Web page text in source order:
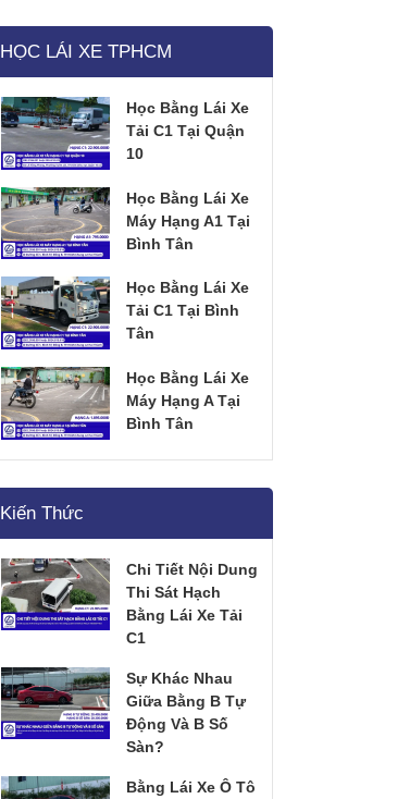
HỌC LÁI XE TPHCM
Học Bằng Lái Xe
Tải C1 Tại Quận
10
Học Bằng Lái Xe
Máy Hạng A1 Tại
Bình Tân
Học Bằng Lái Xe
Tải C1 Tại Bình
Tân
Học Bằng Lái Xe
Máy Hạng A Tại
Bình Tân
Kiến Thức
Chi Tiết Nội Dung
Thi Sát Hạch
Bằng Lái Xe Tải
C1
Sự Khác Nhau
Giữa Bằng B Tự
Động Và B Số
Sàn?
Bằng Lái Xe Ô Tô